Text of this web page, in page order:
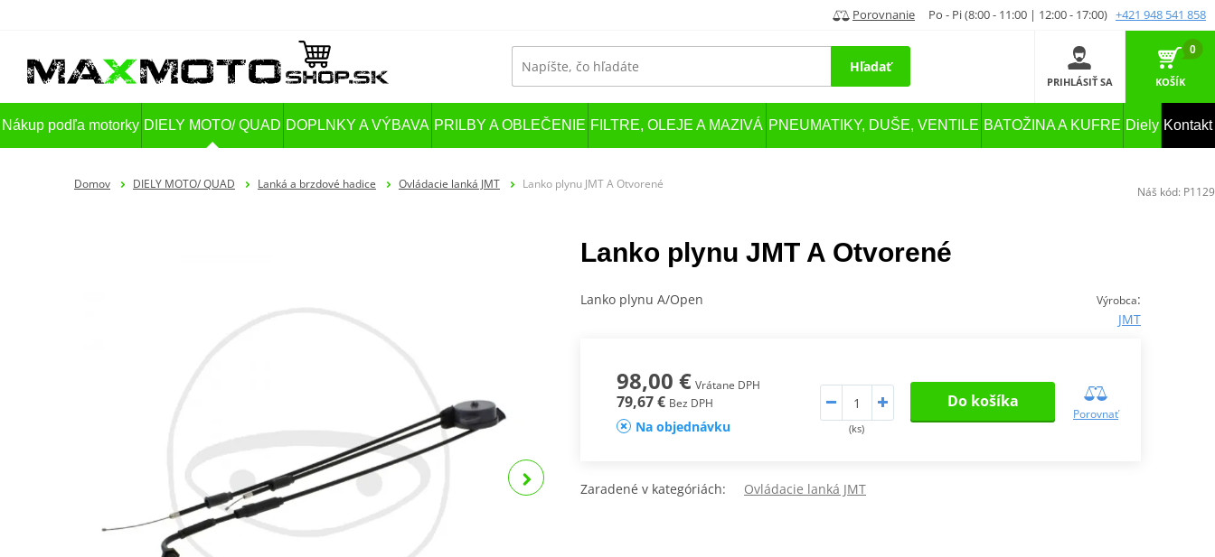
Porovnanie Po - Pi (8:00 - 11:00 | 12:00 - 17:00) +421 948 541 858
Hľadať
PRIHLÁSIŤ SA
0
KOŠÍK
Nákup podľa motorky DIELY MOTO/ QUAD DOPLNKY A VÝBAVA PRILBY A OBLEČENIE FILTRE, OLEJE A MAZIVÁ PNEUMATIKY, DUŠE, VENTILE BATOŽINA A KUFRE Diely Kontakt
Domov DIELY MOTO/ QUAD Lanká a brzdové hadice Ovládacie lanká JMT Lanko plynu JMT A Otvorené
Lanko plynu JMT A Otvorené
Výrobca:
JMT
Lanko plynu A/Open
98,00 € Vrátane DPH
79,67 € Bez DPH
Na objednávku (ks)
Do košíka
Porovnať
Zaradené v kategóriách: Ovládacie lanká JMT
Náš kód: P1129